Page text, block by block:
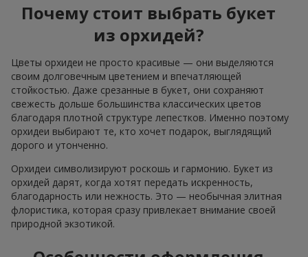
Почему стоит выбрать букет
из орхидей?
Цветы орхидеи не просто красивые — они выделяются
своим долговечным цветением и впечатляющей
стойкостью. Даже срезанные в букет, они сохраняют
свежесть дольше большинства классических цветов
благодаря плотной структуре лепестков. Именно поэтому
орхидеи выбирают те, кто хочет подарок, выглядящий
дорого и утонченно.
Орхидеи символизируют роскошь и гармонию. Букет из
орхидей дарят, когда хотят передать искренность,
благодарность или нежность. Это — необычная элитная
флористика, которая сразу привлекает внимание своей
природной экзотикой.